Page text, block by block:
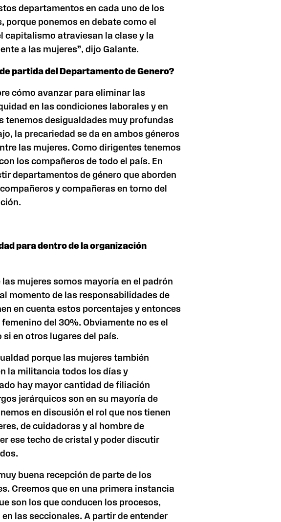
departamentos en cada uno de los
porque ponemos en debate como el
capitalismo atraviesan la clase y la
a las mujeres”, dijo Galante.
partida del Departamento de Genero?
cómo avanzar para eliminar las
en las condiciones laborales y en
tenemos desigualdades muy profundas
la precariedad se da en ambos géneros
las mujeres. Como dirigentes tenemos
los compañeros de todo el país. En
departamentos de género que aborden
y compañeras en torno del
para dentro de la organización
mujeres somos mayoría en el padrón
momento de las responsabilidades de
en cuenta estos porcentajes y entonces
del 30%. Obviamente no es el
si en otros lugares del país.
porque las mujeres también
la militancia todos los días y
hay mayor cantidad de filiación
jerárquicos son en su mayoría de
en discusión el rol que nos tienen
de cuidadoras y al hombre de
ese techo de cristal y poder discutir
buena recepción de parte de los
Creemos que en una primera instancia
son los que conducen los procesos,
las seccionales. A partir de entender